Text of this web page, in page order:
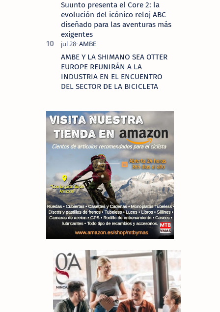
Suunto presenta el Core 2: la
evolución del icónico reloj ABC
diseñado para las aventuras más
exigentes
AMBE Y LA SHIMANO SEA OTTER
EUROPE REUNIRÁN A LA
INDUSTRIA EN EL ENCUENTRO
DEL SECTOR DE LA BICICLETA